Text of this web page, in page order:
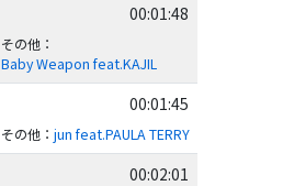
00:01:48
その他 ：
Baby Weapon feat.KAJIL
00:01:45
その他 ：jun feat.PAULA TERRY
00:02:01